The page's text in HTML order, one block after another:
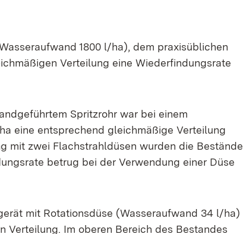
1800 l/ha), dem praxisüblichen
Verteilung eine Wiederfindungsrate
Spritzrohr war bei einem
eine entsprechend gleichmäßige Verteilung
mit zwei Flachstrahldüsen wurden die Bestände
betrug bei der Verwendung einer Düse
mit Rotationsdüse (Wasseraufwand 34 l/ha)
Verteilung. Im oberen Bereich des Bestandes